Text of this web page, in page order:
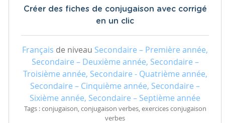
Créer des fiches de conjugaison avec corrigé
en un clic
Français de niveau Secondaire – Première année,
Secondaire – Deuxième année, Secondaire –
Troisième année, Secondaire - Quatrième année,
Secondaire – Cinquième année, Secondaire –
Sixième année, Secondaire – Septième année
Tags : conjugaison, conjugaison verbes, exercices conjugaison
verbes